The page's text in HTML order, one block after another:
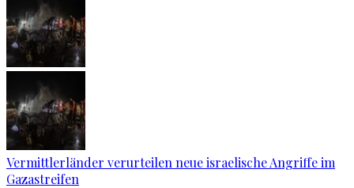
Vermittlerländer verurteilen neue israelische Angriffe im
Gazastreifen